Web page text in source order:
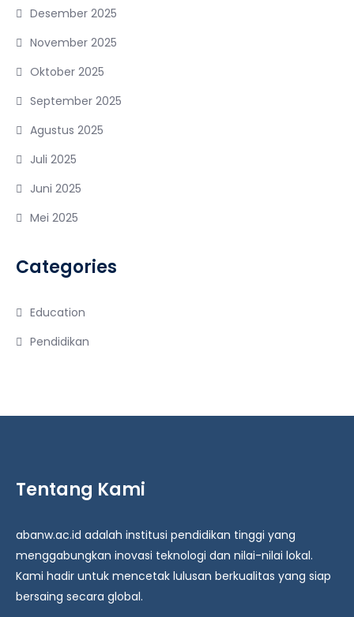
Desember 2025
November 2025
Oktober 2025
September 2025
Agustus 2025
Juli 2025
Juni 2025
Mei 2025
Categories
Education
Pendidikan
Tentang Kami
abanw.ac.id adalah institusi pendidikan tinggi yang
menggabungkan inovasi teknologi dan nilai-nilai lokal.
Kami hadir untuk mencetak lulusan berkualitas yang siap
bersaing secara global.